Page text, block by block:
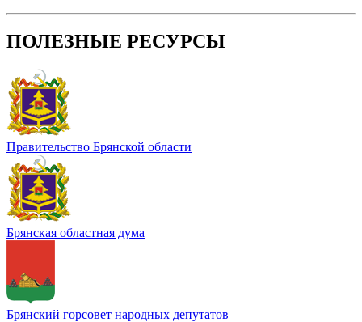
ПОЛЕЗНЫЕ РЕСУРСЫ
Правительство Брянской области
Брянская областная дума
Брянский горсовет народных депутатов